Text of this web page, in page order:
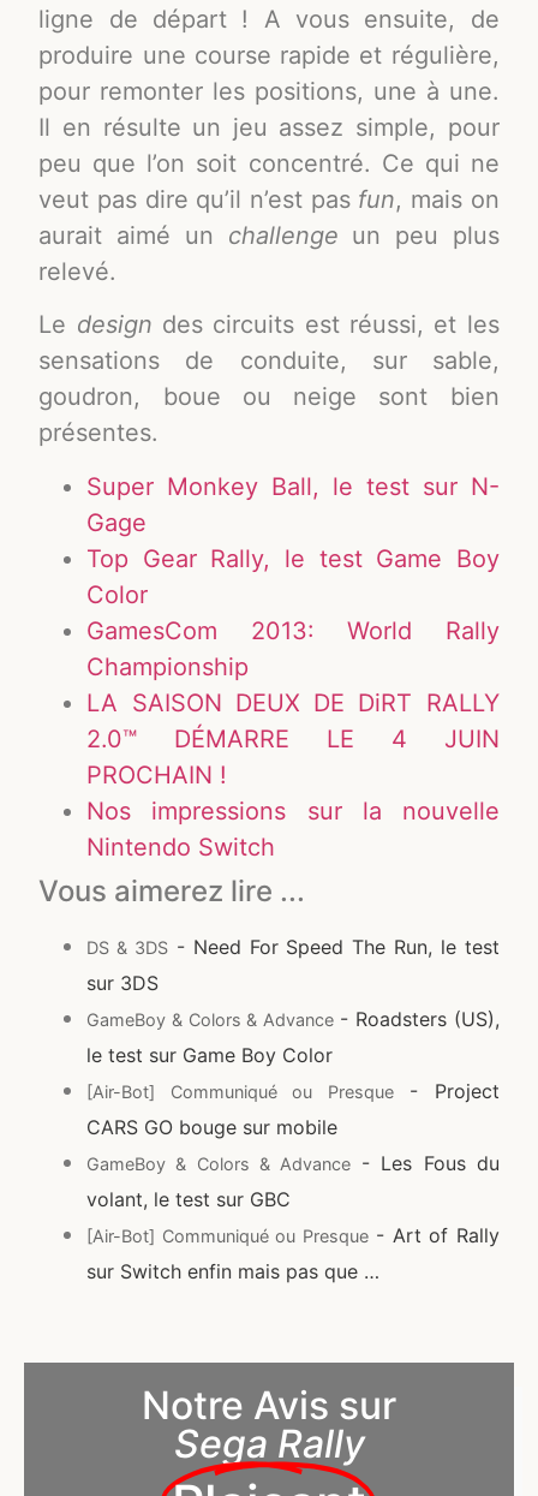
ligne de départ ! A vous ensuite, de
produire une course rapide et régulière,
pour remonter les positions, une à une.
Il en résulte un jeu assez simple, pour
peu que l’on soit concentré. Ce qui ne
veut pas dire qu’il n’est pas fun, mais on
aurait aimé un challenge un peu plus
relevé.
Le design des circuits est réussi, et les
sensations de conduite, sur sable,
goudron, boue ou neige sont bien
présentes.
Super Monkey Ball, le test sur N-
Gage
Top Gear Rally, le test Game Boy
Color
GamesCom 2013: World Rally
Championship
LA SAISON DEUX DE DiRT RALLY
2.0™ DÉMARRE LE 4 JUIN
PROCHAIN !
Nos impressions sur la nouvelle
Nintendo Switch
Vous aimerez lire ...
DS & 3DS- Need For Speed The Run, le test
sur 3DS
GameBoy & Colors & Advance- Roadsters (US),
le test sur Game Boy Color
[Air-Bot] Communiqué ou Presque- Project
CARS GO bouge sur mobile
GameBoy & Colors & Advance - Les Fous du
volant, le test sur GBC
[Air-Bot] Communiqué ou Presque- Art of Rally
sur Switch enfin mais pas que …
Notre Avis sur
Sega Rally